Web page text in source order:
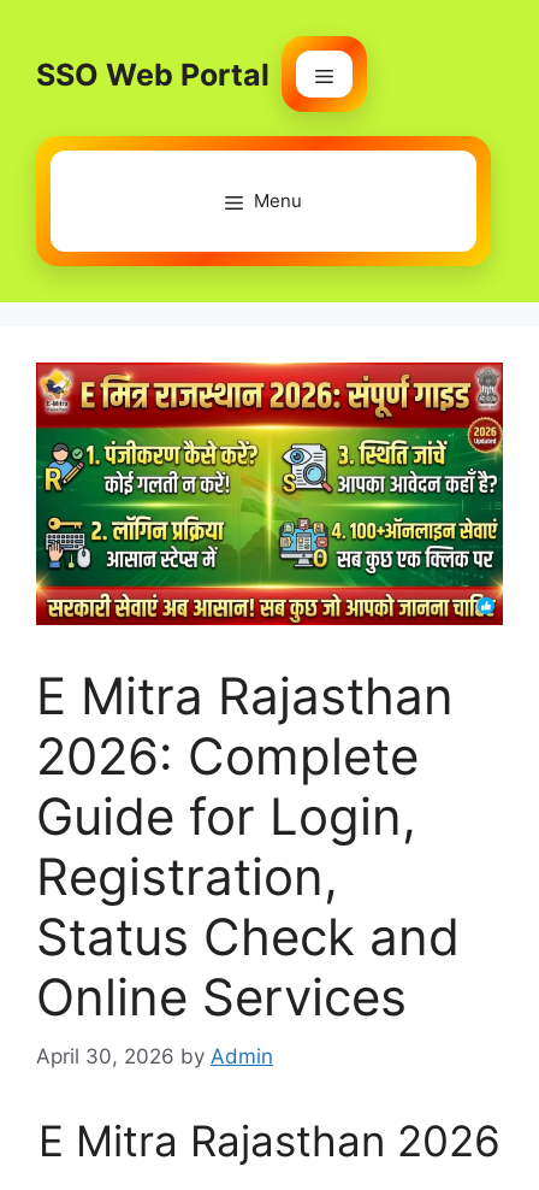
contentSSO Web Portal
Menu
Menu
E Mitra Rajasthan
2026: Complete
Guide for Login,
Registration,
Status Check and
Online Services
April 30, 2026 by Admin
E Mitra Rajasthan 2026